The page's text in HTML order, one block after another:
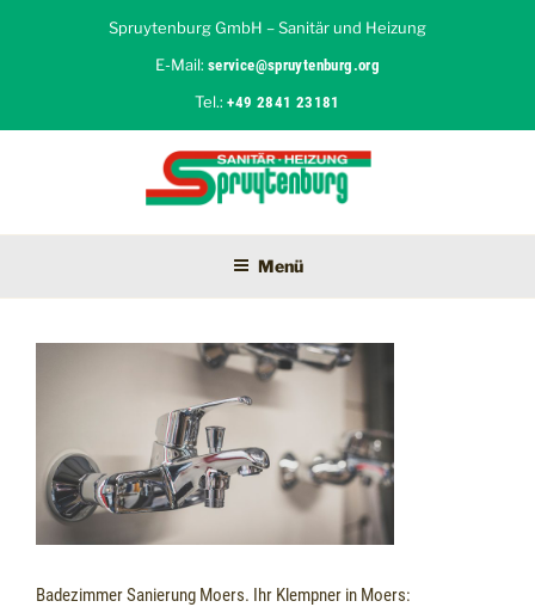
Spruytenburg GmbH – Sanitär und Heizung
E-Mail: service@spruytenburg.org
Tel.:+49 2841 23181
SPRUYTENBURG GMBH
Menü
Badezimmer Sanierung Moers. Ihr Klempner in Moers: